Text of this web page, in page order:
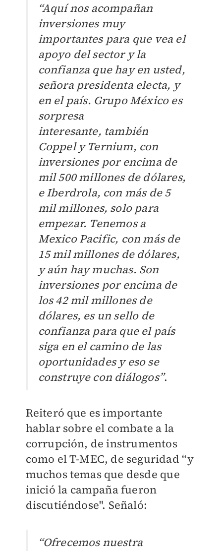
“Aquí nos acompañan
inversiones muy
importantes para que vea el
apoyo del sector y la
confianza que hay en usted,
señora presidenta electa, y
en el país. Grupo México es
sorpresa
interesante, también
Coppel y Ternium, con
inversiones por encima de
mil 500 millones de dólares,
e Iberdrola, con más de 5
mil millones, solo para
empezar. Tenemos a
Mexico Pacific, con más de
15 mil millones de dólares,
y aún hay muchas. Son
inversiones por encima de
los 42 mil millones de
dólares, es un sello de
confianza para que el país
siga en el camino de las
oportunidades y eso se
construye con diálogos”.
Reiteró que es importante
hablar sobre el combate a la
corrupción, de instrumentos
como el T-MEC, de seguridad “y
muchos temas que desde que
inició la campaña fueron
discutiéndose". Señaló:
“Ofrecemos nuestra